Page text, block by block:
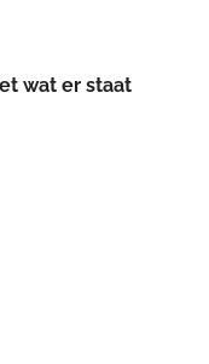
wat er staat